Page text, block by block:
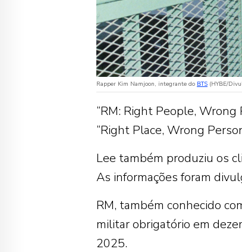
Rapper Kim Namjoon, integrante do BTS (HYBE/
“RM: Right People,
“Right Place, Wrong
Lee também produziu os
As informações foram
RM, também conhecido
militar obrigatório em
2025.